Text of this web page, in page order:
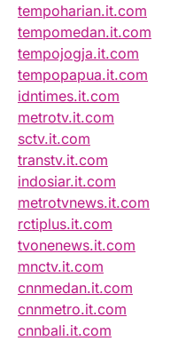
tempoharian.it.com
tempomedan.it.com
tempojogja.it.com
tempopapua.it.com
idntimes.it.com
metrotv.it.com
sctv.it.com
transtv.it.com
indosiar.it.com
metrotvnews.it.com
rctiplus.it.com
tvonenews.it.com
mnctv.it.com
cnnmedan.it.com
cnnmetro.it.com
cnnbali.it.com